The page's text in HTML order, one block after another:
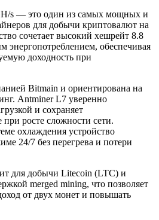
s — это один из самых мощных и
для добычи криптовалют на
сочетает высокий хешрейт 8.8
энергопотреблением, обеспечивая
доходность при
Bitmain и ориентирована на
Antminer L7 уверенно
и сохраняет
при росте сложности сети.
охлаждения устройство
24/7 без перегрева и потери
для добычи Litecoin (LTC) и
merged mining, что позволяет
от двух монет и повышать